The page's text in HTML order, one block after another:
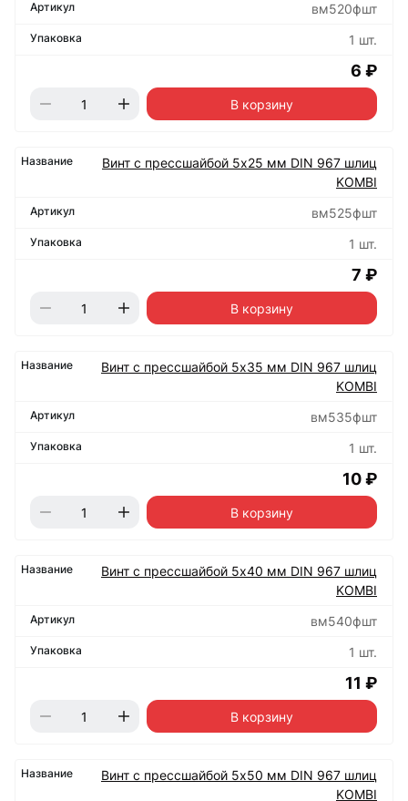
вм520фшт
1 шт.
6 ₽
В корзину
Винт с прессшайбой 5х25 мм DIN 967 шлиц
KOMBI
вм525фшт
1 шт.
7 ₽
В корзину
Винт с прессшайбой 5х35 мм DIN 967 шлиц
KOMBI
вм535фшт
1 шт.
10 ₽
В корзину
Винт с прессшайбой 5х40 мм DIN 967 шлиц
KOMBI
вм540фшт
1 шт.
11 ₽
В корзину
Винт с прессшайбой 5х50 мм DIN 967 шлиц
KOMBI